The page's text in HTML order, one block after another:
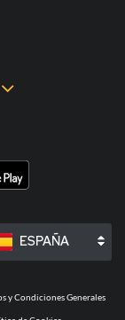
ESPAÑA
y Condiciones Generales